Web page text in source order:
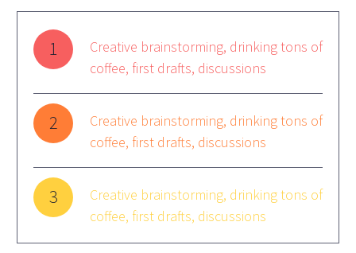
1
Creative brainstorming, drinking tons of
coffee, first drafts, discussions
2
Creative brainstorming, drinking tons of
coffee, first drafts, discussions
3
Creative brainstorming, drinking tons of
coffee, first drafts, discussions